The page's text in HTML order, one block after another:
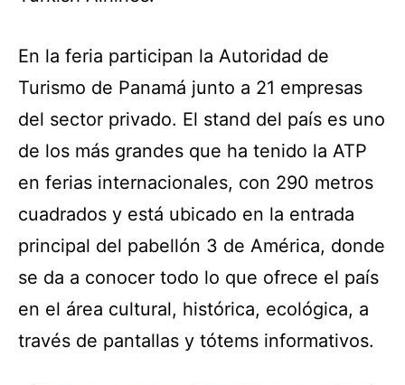
En la feria participan la Autoridad de
Turismo de Panamá junto a 21 empresas
del sector privado. El stand del país es uno
de los más grandes que ha tenido la ATP
en ferias internacionales, con 290 metros
cuadrados y está ubicado en la entrada
principal del pabellón 3 de América, donde
se da a conocer todo lo que ofrece el país
en el área cultural, histórica, ecológica, a
través de pantallas y tótems informativos.